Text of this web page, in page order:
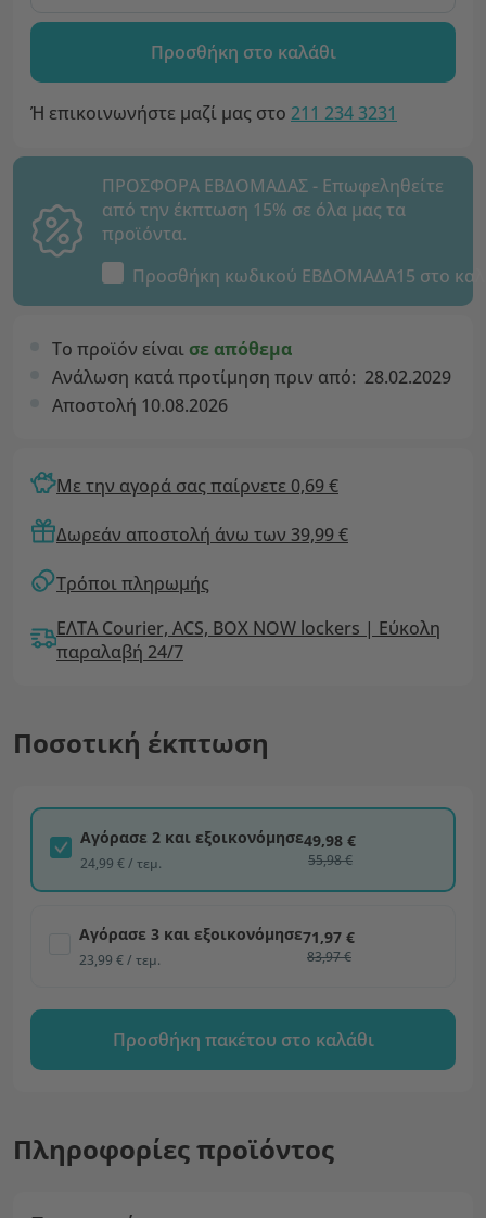
Προσθήκη στο καλάθι
Ή επικοινωνήστε μαζί μας στο 211 234 3231
ΠΡΟΣΦΟΡΑ ΕΒΔΟΜΑΔΑΣ - Επωφεληθείτε
από την έκπτωση 15% σε όλα μας τα
προϊόντα.
Προσθήκη κωδικού ΕΒΔΟΜΑΔΑ15 στο
Το προϊόν είναι σε απόθεμα
Ανάλωση κατά προτίμηση πριν από: 28.02.2029
Αποστολή 10.08.2026
Με την αγορά σας παίρνετε 0,69 €
Δωρεάν αποστολή άνω των 39,99 €
Τρόποι πληρωμής
ΕΛΤΑ Courier, ACS, BOX NOW lockers | Εύκολη
παραλαβή 24/7
Ποσοτική έκπτωση
Αγόρασε 2 και εξοικονόμησε
24,99 € / τεμ.
49,98 €
55,98 €
Αγόρασε 3 και εξοικονόμησε
23,99 € / τεμ.
71,97 €
83,97 €
Προσθήκη πακέτου στο καλάθι
Πληροφορίες προϊόντος